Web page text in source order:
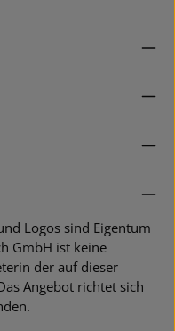
Logos sind Eigentum
GmbH ist keine
der auf dieser
Angebot richtet sich